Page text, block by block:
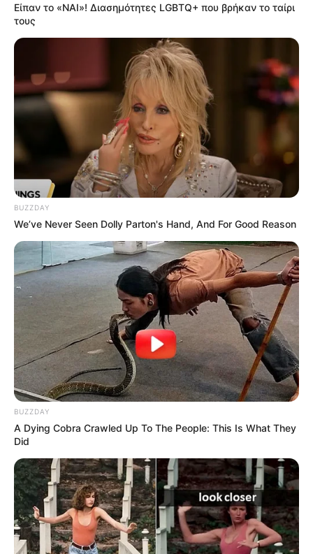
TAGS
ΕΥΒΟΙΑ
ΟΜΙΧΛΗ
Είπαν το «ΝΑΙ»! Διασημότητες LGBTQ+ που βρήκαν το ταίρι
τους
BUZZDAY
We’ve Never Seen Dolly Parton's Hand, And For Good Reason
BUZZDAY
A Dying Cobra Crawled Up To The People: This Is What They
Did